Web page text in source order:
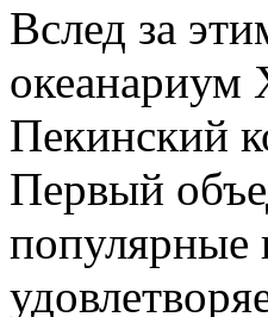
Вслед за
океанариум
Пекинский
Первый
популярные